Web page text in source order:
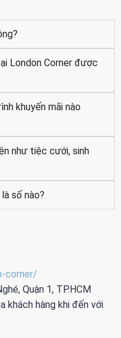
London Corner được
khuyến mãi nào
như tiệc cưới, sinh
số nào?
corner/
Quận 1, TP.HCM
khách hàng khi đến với